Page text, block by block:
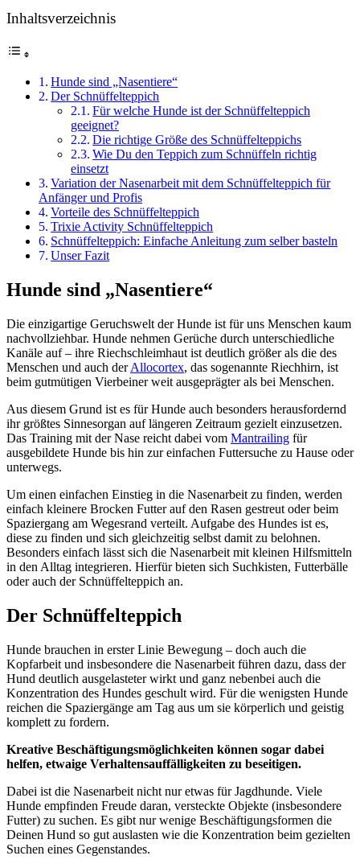
Inhaltsverzeichnis
Hunde sind „Nasentiere“
Der Schnüffelteppich
Für welche Hunde ist der Schnüffelteppich
geeignet?
Die richtige Größe des Schnüffelteppichs
Wie Du den Teppich zum Schnüffeln richtig
einsetzt
Variation der Nasenarbeit mit dem Schnüffelteppich für
Anfänger und Profis
Vorteile des Schnüffelteppich
Trixie Activity Schnüffelteppich
Schnüffelteppich: Einfache Anleitung zum selber basteln
Unser Fazit
Hunde sind „Nasentiere“
Die einzigartige Geruchswelt der Hunde ist für uns Menschen kaum
nachvollziehbar. Hunde nehmen Gerüche durch unterschiedliche
Kanäle auf – ihre Riechschleimhaut ist deutlich größer als die des
Menschen und auch derAllocortex, das sogenannte Riechhirn, ist
beim gutmütigen Vierbeiner weit ausgeprägter als bei Menschen.
Aus diesem Grund ist es für Hunde auch besonders herausfordernd
ihr größtes Sinnesorgan auf längeren Zeitraum gezielt einzusetzen.
Das Training mit der Nase reicht dabei vom Mantrailing für
ausgebildete Hunde bis hin zur einfachen Futtersuche zu Hause oder
unterwegs.
Um einen einfachen Einstieg in die Nasenarbeit zu finden, werden
einfach kleinere Brocken Futter auf den Rasen gestreut oder beim
Spaziergang am Wegesrand verteilt. Aufgabe des Hundes ist es,
diese zu finden und sich gleichzeitig selbst damit zu belohnen.
Besonders einfach lässt sich die Nasenarbeit mit kleinen Hilfsmitteln
in den Alltag integrieren. Hierfür bieten sich Suchkisten, Futterbälle
oder auch der Schnüffelteppich an.
Der Schnüffelteppich
Hunde brauchen in erster Linie Bewegung – doch auch die
Kopfarbeit und insbesondere die Nasenarbeit führen dazu, dass der
Hund deutlich ausgelasteter wirkt und ganz nebenbei auch die
Konzentration des Hundes geschult wird. Für die wenigsten Hunde
reichen die Spaziergänge am Tag aus um sie körperlich und geistig
komplett zu fordern.
Kreative Beschäftigungsmöglichkeiten können sogar dabei
helfen, etwaige Verhaltensauffälligkeiten zu beseitigen.
Dabei ist die Nasenarbeit nicht nur etwas für Jagdhunde. Viele
Hunde empfinden Freude daran, versteckte Objekte (insbesondere
Futter) zu suchen. Es gibt nur wenige Beschäftigungsformen die
Deinen Hund so gut auslasten wie die Konzentration beim gezielten
Suchen eines Gegenstandes.